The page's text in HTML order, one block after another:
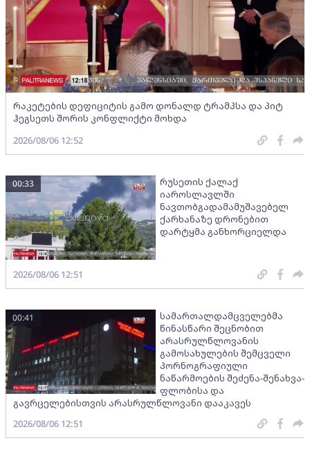
რაკეტების დეფიციტის გამო დონალდ ტრამპსა და პიტ
ჰეგსეთს შორის კონფლიქტი მოხდა
2026/08/06 12:52
რუსეთის ქალაქ
იაროსლავლში
ნავთობგადამამუშავებელ
ქარხანაზე დრონებით
დარტყმა განხორციელდა
00:33
2026/08/06 12:51
სამართალდამცველებმა
წინასწარი შეცნობით
არასრულწლოვანის
გამოსახულების შემცველი
პორნოგრაფიული
ნაწარმოების შეძენა-შენახვა-
ფლობისა და
გავრცელებისთვის არასრულწლოვანი დააკავეს
00:41
2026/08/06 12:51